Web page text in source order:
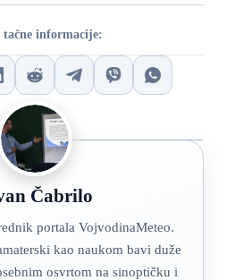
tačne informacije:
Čabrilo
portala VojvodinaMeteo.
kao naukom bavi duže
osvrtom na sinoptičku i